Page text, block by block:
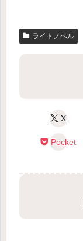
ライトノベル
X
Pocket